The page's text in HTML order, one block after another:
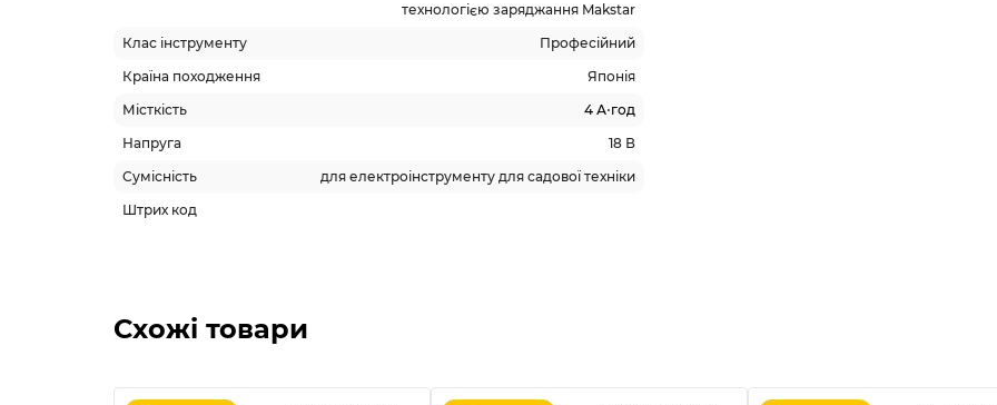
технологією заряджання Makstar
Клас інструменту
Професійний
Країна походження
Японія
Місткість
4 А⋅год
Напруга
18 В
Сумісність
для електроінструменту для садової техніки
Штрих код
Схожі товари